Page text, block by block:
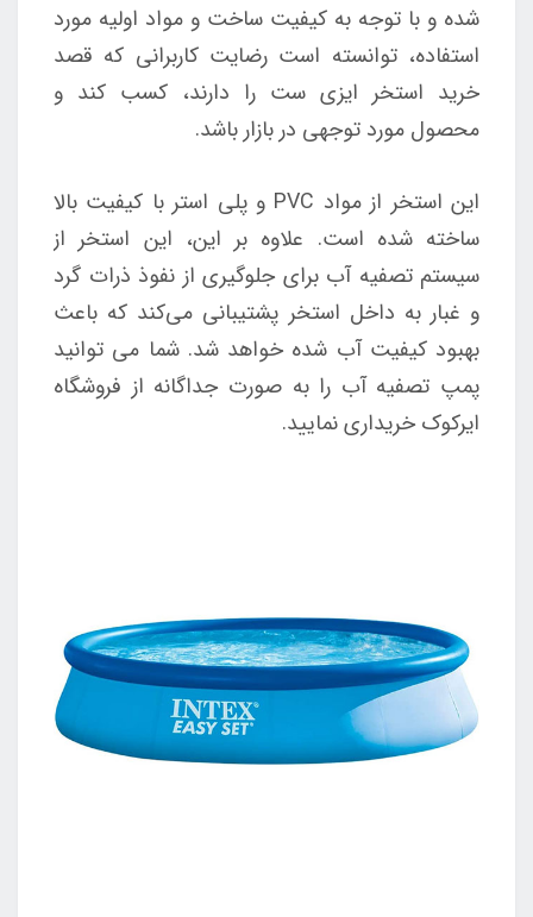
شده و با توجه به کیفیت ساخت و مواد اولیه مورد
استفاده، توانسته است رضایت کاربرانی که قصد
خرید استخر ایزی ست را دارند، کسب کند و
محصول مورد توجهی در بازار باشد.
این استخر از مواد PVC و پلی استر با کیفیت بالا
ساخته شده است. علاوه بر این، این استخر از
سیستم تصفیه آب برای جلوگیری از نفوذ ذرات گرد
و غبار به داخل استخر پشتیبانی می‌کند که باعث
بهبود کیفیت آب شده خواهد شد. شما می توانید
پمپ تصفیه آب را به صورت جداگانه از فروشگاه
ایرکوک خریداری نمایید.